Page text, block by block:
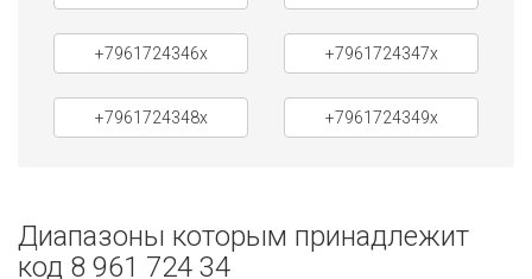
+7961724346x +7961724347x
+7961724348x +7961724349x
Диапазоны которым принадлежит
код 8 961 724 34